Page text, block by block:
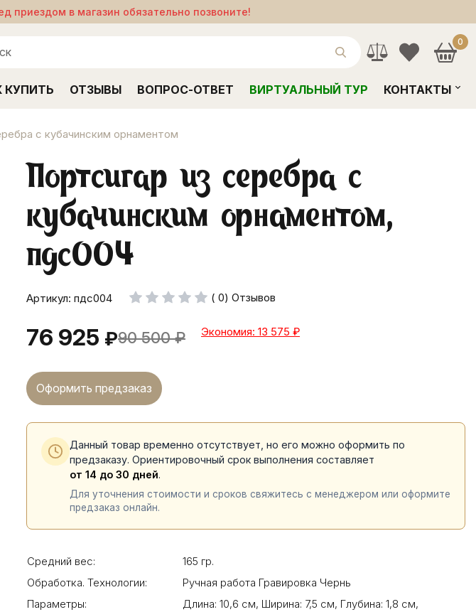
приездом в магазин обязательно позвоните!
0
КУПИТЬ ОТЗЫВЫ ВОПРОС-ОТВЕТ ВИРТУАЛЬНЫЙ ТУР КОНТАКТЫ
с кубачинским орнаментом
Портсигар из серебра с
кубачинским орнаментом,
пдс004
Артикул: пдс004 ( 0) Отзывов
76 925 ₽90 500 ₽ Экономия: 13 575 ₽
Оформить предзаказ
Данный товар временно отсутствует, но его можно оформить по
предзаказу. Ориентировочный срок выполнения составляет
от 14 до 30 дней.
Для уточнения стоимости и сроков свяжитесь с менеджером или оформите
предзаказ онлайн.
Средний вес:
165 гр.
Обработка. Технологии:
Ручная работа Гравировка Чернь
Параметры:
Длина: 10,6 см, Ширина: 7,5 см, Глубина: 1,8 см,